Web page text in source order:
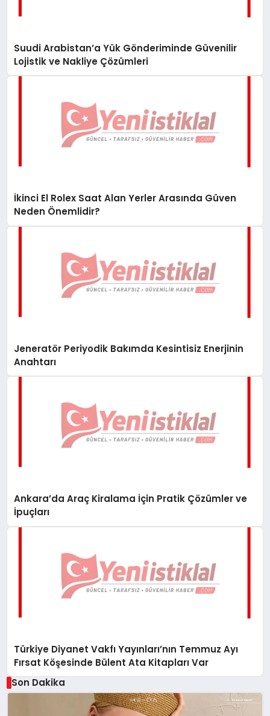
Suudi Arabistan’a Yük Gönderiminde Güvenilir
Lojistik ve Nakliye Çözümleri
İkinci El Rolex Saat Alan Yerler Arasında Güven
Neden Önemlidir?
Jeneratör Periyodik Bakımda Kesintisiz Enerjinin
Anahtarı
Ankara’da Araç Kiralama İçin Pratik Çözümler ve
İpuçları
Türkiye Diyanet Vakfı Yayınları’nın Temmuz Ayı
Fırsat Köşesinde Bülent Ata Kitapları Var
Son Dakika